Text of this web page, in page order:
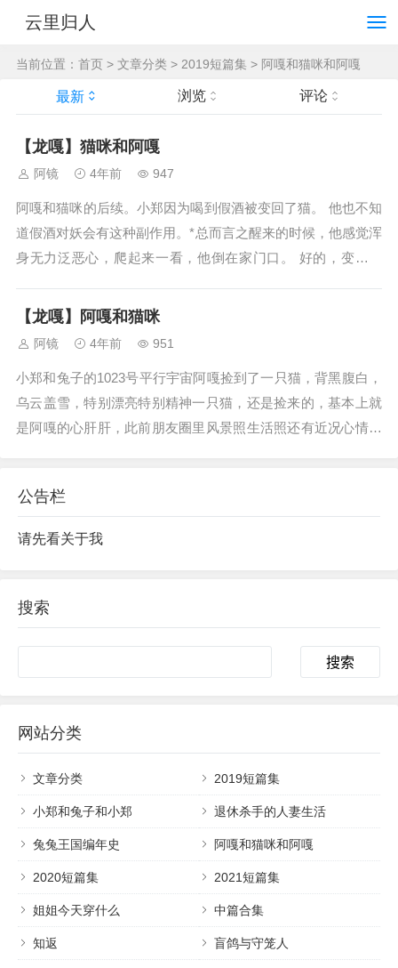
云里归人
当前位置： 首页 > 文章分类 > 2019短篇集 > 阿嘎和猫咪和阿嘎
最新 浏览 评论
【龙嘎】猫咪和阿嘎
阿镜 4年前 947
阿嘎和猫咪的后续。小郑因为喝到假酒被变回了猫。 他也不知
道假酒对妖会有这种副作用。*总而言之醒来的时候，他感觉浑
身无力泛恶心，爬起来一看，他倒在家门口。 好的，变回了
小区10栋23楼628室，先不提作为妖的尊严容不容许他去学着
【龙嘎】阿嘎和猫咪
阿镜 4年前 951
小郑和兔子的1023号平行宇宙阿嘎捡到了一只猫，背黑腹白，
乌云盖雪，特别漂亮特别精神一只猫，还是捡来的，基本上就
是阿嘎的心肝肝，此前朋友圈里风景照生活照还有近况心情抒
了，你怎么跟色盲说明颜色呢...
公告栏
请先看关于我
搜索
网站分类
文章分类 2019短篇集
小郑和兔子和小郑 退休杀手的人妻生活
兔兔王国编年史 阿嘎和猫咪和阿嘎
2020短篇集 2021短篇集
姐姐今天穿什么 中篇合集
知返 盲鸽与守笼人